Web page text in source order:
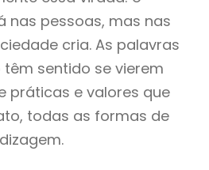
nas pessoas, mas nas
cria. As palavras
sentido se vierem
práticas e valores que
todas as formas de